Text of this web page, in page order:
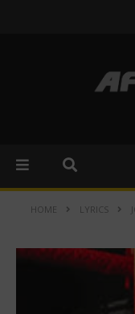
HOME LYRICS